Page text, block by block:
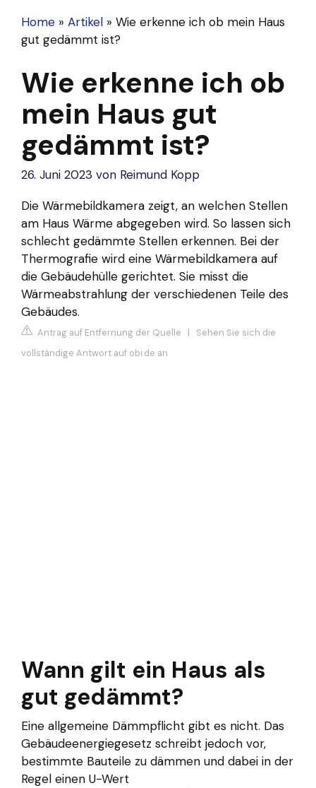
Home » Artikel » Wie erkenne ich ob mein Haus
gut gedämmt ist?
Wie erkenne ich ob
mein Haus gut
gedämmt ist?
26. Juni 2023 von Reimund Kopp
Die Wärmebildkamera zeigt, an welchen Stellen
am Haus Wärme abgegeben wird. So lassen sich
schlecht gedämmte Stellen erkennen. Bei der
Thermografie wird eine Wärmebildkamera auf
die Gebäudehülle gerichtet. Sie misst die
Wärmeabstrahlung der verschiedenen Teile des
Gebäudes.
Antrag auf Entfernung der Quelle | Sehen Sie sich die
vollständige Antwort auf obi.de an
Wann gilt ein Haus als
gut gedämmt?
Eine allgemeine Dämmpflicht gibt es nicht. Das
Gebäudeenergiegesetz schreibt jedoch vor,
bestimmte Bauteile zu dämmen und dabei in der
Regel einen U-Wert